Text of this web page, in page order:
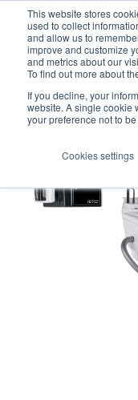
This website stores
used to collect
and allow us to
improve and customize
and metrics about our
To find out more about
If you decline, your
website. A single cookie
your preference not to
Cookies settings